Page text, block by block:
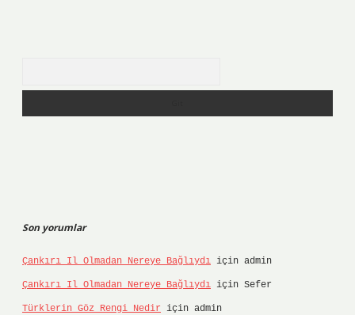
Son yorumlar
Çankırı Il Olmadan Nereye Bağlıydı için admin
Çankırı Il Olmadan Nereye Bağlıydı için Sefer
Türklerin Göz Rengi Nedir için admin